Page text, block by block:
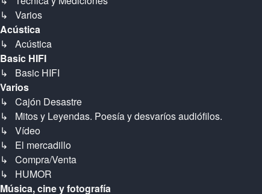
↳ Varios
Acústica
↳ Acústica
Basic HIFI
↳ Basic HIFI
Varios
↳ Cajón Desastre
↳ Mitos y Leyendas. Poesía y desvaríos audiófilos.
↳ Vídeo
↳ El mercadillo
↳ Compra/Venta
↳ HUMOR
Música, cine y fotografía